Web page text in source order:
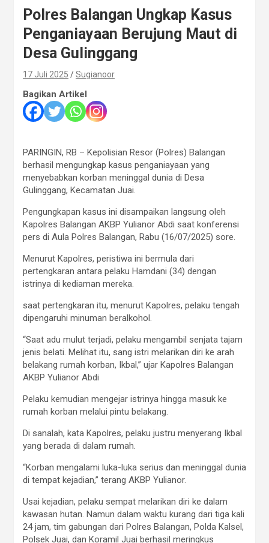
Polres Balangan Ungkap Kasus
Penganiayaan Berujung Maut di
Desa Gulinggang
17 Juli 2025 Sugianoor
Bagikan Artikel
PARINGIN, RB – Kepolisian Resor (Polres) Balangan
berhasil mengungkap kasus penganiayaan yang
menyebabkan korban meninggal dunia di Desa
Gulinggang, Kecamatan Juai.
Pengungkapan kasus ini disampaikan langsung oleh
Kapolres Balangan AKBP Yulianor Abdi saat konferensi
pers di Aula Polres Balangan, Rabu (16/07/2025) sore.
Menurut Kapolres, peristiwa ini bermula dari
pertengkaran antara pelaku Hamdani (34) dengan
istrinya di kediaman mereka.
saat pertengkaran itu, menurut Kapolres, pelaku tengah
dipengaruhi minuman beralkohol.
“Saat adu mulut terjadi, pelaku mengambil senjata tajam
jenis belati. Melihat itu, sang istri melarikan diri ke arah
belakang rumah korban, Ikbal,” ujar Kapolres Balangan
AKBP Yulianor Abdi
Pelaku kemudian mengejar istrinya hingga masuk ke
rumah korban melalui pintu belakang.
Di sanalah, kata Kapolres, pelaku justru menyerang Ikbal
yang berada di dalam rumah.
“Korban mengalami luka-luka serius dan meninggal dunia
di tempat kejadian,” terang AKBP Yulianor.
Usai kejadian, pelaku sempat melarikan diri ke dalam
kawasan hutan. Namun dalam waktu kurang dari tiga kali
24 jam, tim gabungan dari Polres Balangan, Polda Kalsel,
Polsek Juai, dan Koramil Juai berhasil meringkus